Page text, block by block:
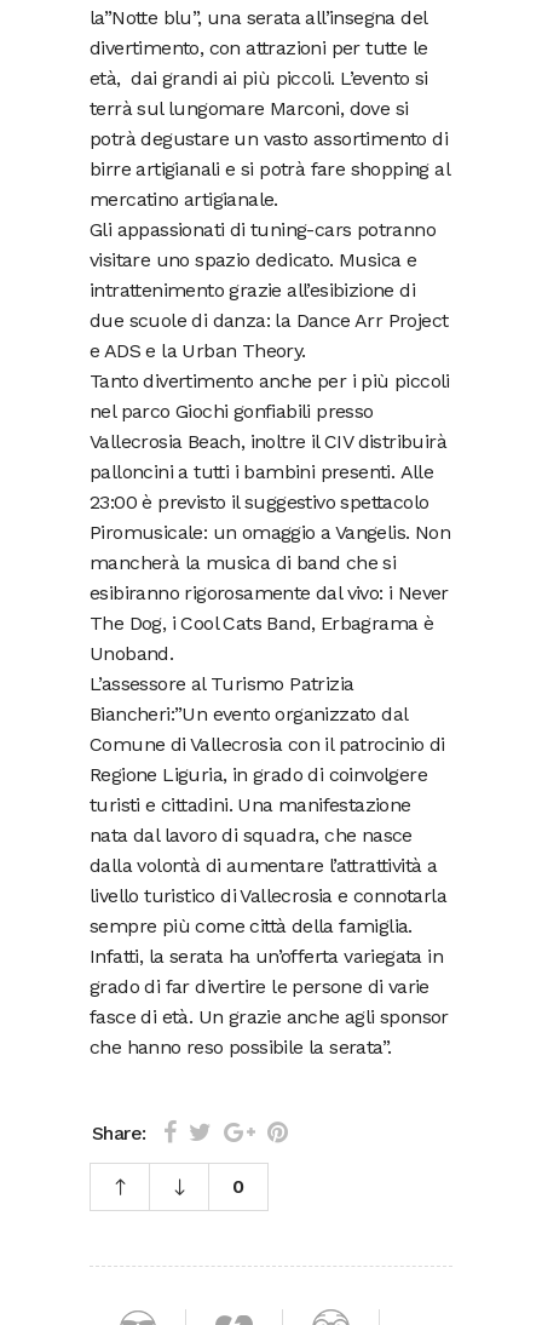
la”Notte blu”, una serata all’insegna del
divertimento, con attrazioni per tutte le
età, dai grandi ai più piccoli. L’evento si
terrà sul lungomare Marconi, dove si
potrà degustare un vasto assortimento di
birre artigianali e si potrà fare shopping al
mercatino artigianale.
Gli appassionati di tuning-cars potranno
visitare uno spazio dedicato. Musica e
intrattenimento grazie all’esibizione di
due scuole di danza: la Dance Arr Project
e ADS e la Urban Theory.
Tanto divertimento anche per i più piccoli
nel parco Giochi gonfiabili presso
Vallecrosia Beach, inoltre il CIV distribuirà
palloncini a tutti i bambini presenti. Alle
23:00 è previsto il suggestivo spettacolo
Piromusicale: un omaggio a Vangelis. Non
mancherà la musica di band che si
esibiranno rigorosamente dal vivo: i Never
The Dog, i Cool Cats Band, Erbagrama è
Unoband.
L’assessore al Turismo Patrizia
Biancheri:”Un evento organizzato dal
Comune di Vallecrosia con il patrocinio di
Regione Liguria, in grado di coinvolgere
turisti e cittadini. Una manifestazione
nata dal lavoro di squadra, che nasce
dalla volontà di aumentare l’attrattività a
livello turistico di Vallecrosia e connotarla
sempre più come città della famiglia.
Infatti, la serata ha un’offerta variegata in
grado di far divertire le persone di varie
fasce di età. Un grazie anche agli sponsor
che hanno reso possibile la serata”.
Share:
0